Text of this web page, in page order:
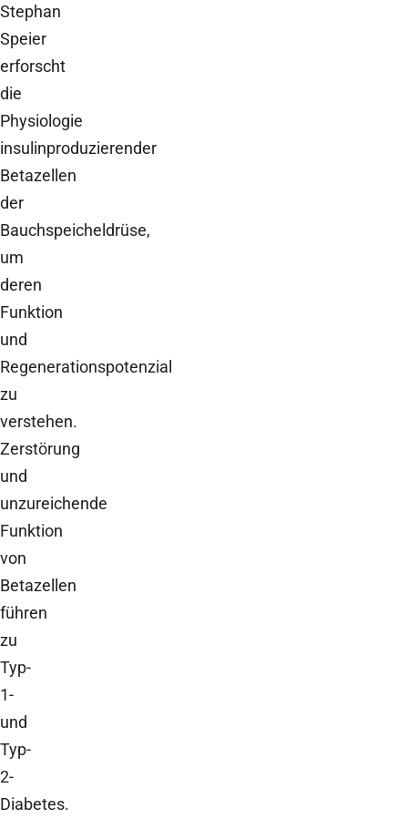
Stephan
Speier
erforscht
die
Physiologie
insulinproduzierender
Betazellen
der
Bauchspeicheldrüse,
um
deren
Funktion
und
Regenerationspotenzial
zu
verstehen.
Zerstörung
und
unzureichende
Funktion
von
Betazellen
führen
zu
Typ-
1-
und
Typ-
2-
Diabetes.